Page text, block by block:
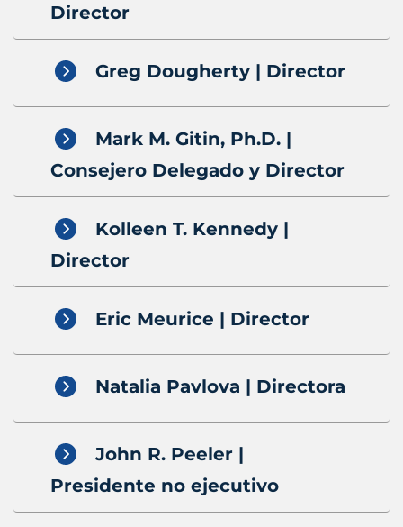
Director
Greg Dougherty | Director
Consejero Delegado y Director
Director
Eric Meurice | Director
Natalia Pavlova | Directora
Presidente no ejecutivo